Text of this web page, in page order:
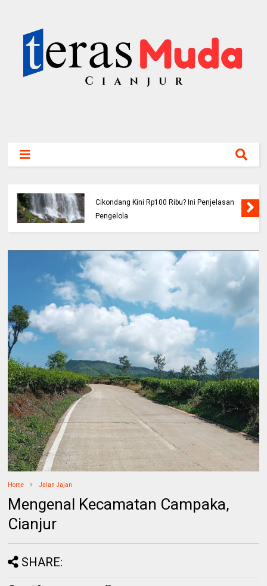
Cikondang Kini Rp100 Ribu? Ini Penjelasan
Pengelola
Home Jalan Jajan
Mengenal Kecamatan Campaka,
Cianjur
SHARE: